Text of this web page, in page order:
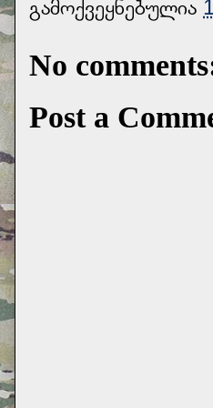
გამოქვეყნებულია
No
Post a